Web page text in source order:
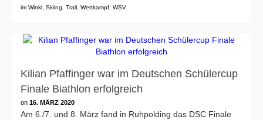
im Winkl Skiing Trail Wettkampf WSV
Kilian Pfaffinger war im Deutschen Schülercup
Finale Biathlon erfolgreich
on 16. MÄRZ 2020
Am 6./7. und 8. März fand in Ruhpolding das DSC Finale